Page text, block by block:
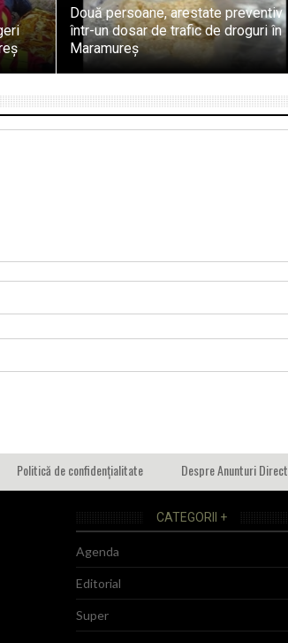
Două persoane, arestate preventiv
într-un dosar de trafic de droguri în
Maramureș
Politică de confidențialitate Despre Anunturi Direct
CATEGORII +
Agenda
Editorial
Super